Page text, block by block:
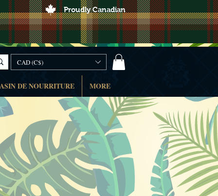
Proudly Canadian
CAD (C$)
DE NOURRITURE MORE